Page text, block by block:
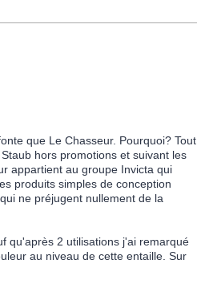
que Le Chasseur. Pourquoi? Tout
hors promotions et suivant les
appartient au groupe Invicta qui
produits simples de conception
ne préjugent nullement de la
qu'après 2 utilisations j'ai remarqué
au niveau de cette entaille. Sur